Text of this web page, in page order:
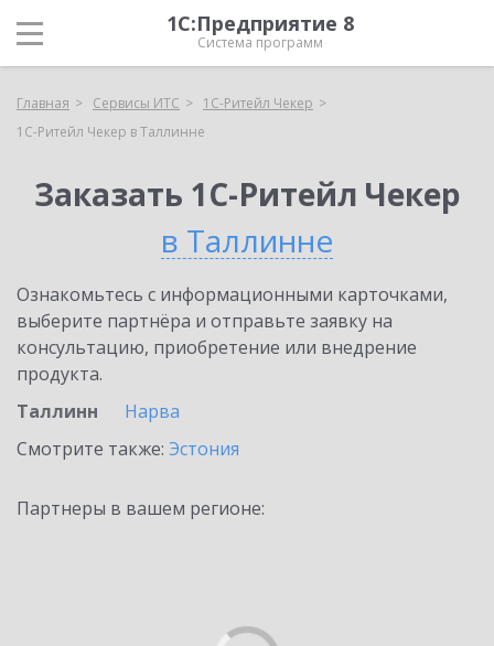
1С:Предприятие 8
Система программ
Главная Сервисы ИТС
1C-Ритейл Чекер
1C-Ритейл Чекер в Таллинне
Заказать 1C-Ритейл Чекер
в Таллинне
Ознакомьтесь с информационными карточками,
выберите партнёра и отправьте заявку на
консультацию, приобретение или внедрение
продукта.
Таллинн
Нарва
Смотрите также: Эстония
Партнеры в вашем регионе: